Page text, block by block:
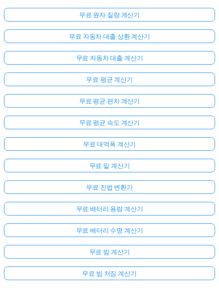
무료 원자 질량 계산기
무료 자동차 대출 상환 계산기
무료 자동차 대출 계산기
무료 평균 계산기
무료 평균 편차 계산기
무료 평균 속도 계산기
무료 대역폭 계산기
무료 밑 계산기
무료 진법 변환기
무료 배터리 용량 계산기
무료 배터리 수명 계산기
무료 빔 계산기
무료 빔 처짐 계산기